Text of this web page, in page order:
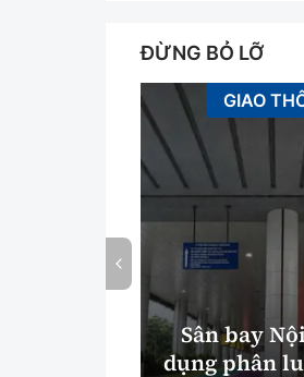
ĐỪNG BỎ LỠ
GIAO
Sân bay
dụng phân